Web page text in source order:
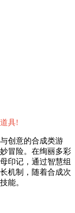
具!
创意的合成类游
冒险。在绚丽多彩
印记，通过智慧组
机制，随着合成次
能。